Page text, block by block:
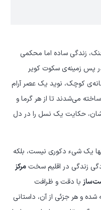
زندگی ساده اما محکمی
پس زمینه‌ی سکوت کویر
کوچک، نوید یک عصر آرام
می‌شدند تا از هر گرما و
حکایت یک نسل را در دل
یک شیء دکوری نیست، بلکه
زندگی در اقلیم سخت مرکز
با دقت و ظرافت
شده و هر جزئی از آن، داستانی